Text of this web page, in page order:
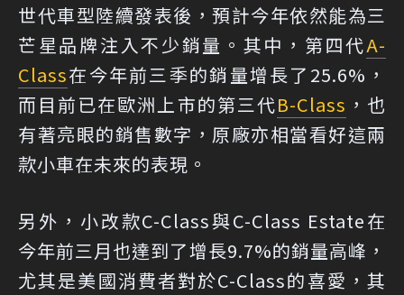
世代車型陸續發表後，預計今年依然能為三
芒星品牌注入不少銷量。其中，第四代A-
Class在今年前三季的銷量增長了25.6%，
而目前已在歐洲上市的第三代B-Class ，也
有著亮眼的銷售數字，原廠亦相當看好這兩
款小車在未來的表現。
另外，小改款C-Class與C-Class Estate在
今年前三月也達到了增長9.7%的銷量高峰，
尤其是美國消費者對於C-Class的喜愛，其